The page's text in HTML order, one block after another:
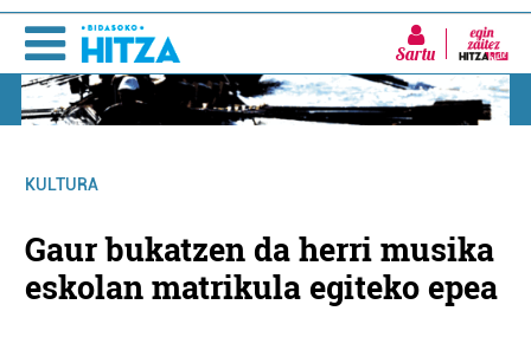
Sartu
KULTURA
Gaur bukatzen da herri musika
eskolan matrikula egiteko epea